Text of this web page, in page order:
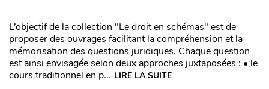
L’objectif de la collection "Le droit en schémas" est de
proposer des ouvrages facilitant la compréhension et la
mémorisation des questions juridiques. Chaque question
est ainsi envisagée selon deux approches juxtaposées : • le
cours traditionnel en p... LIRE LA SUITE